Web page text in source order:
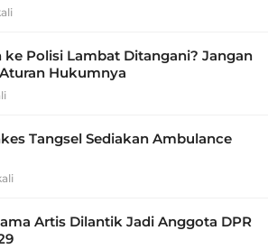
ke Polisi Lambat Ditangani? Jangan
Hukumnya
Tangsel Sediakan Ambulance
Artis Dilantik Jadi Anggota DPR